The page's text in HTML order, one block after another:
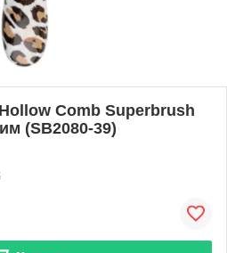
Comb Superbrush
(SB2080-39)